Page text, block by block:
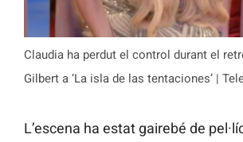
Claudia ha perdut el control durant el
Gilbert a ‘La isla de las tentaciones’ |
L’escena ha estat gairebé de